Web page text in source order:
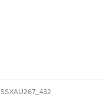
SSXAU267_432